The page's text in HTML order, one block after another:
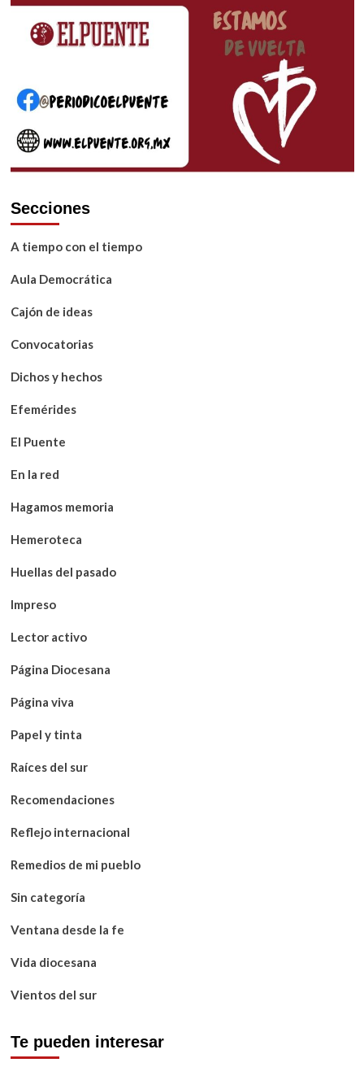
Secciones
A tiempo con el tiempo
Aula Democrática
Cajón de ideas
Convocatorias
Dichos y hechos
Efemérides
El Puente
En la red
Hagamos memoria
Hemeroteca
Huellas del pasado
Impreso
Lector activo
Página Diocesana
Página viva
Papel y tinta
Raíces del sur
Recomendaciones
Reflejo internacional
Remedios de mi pueblo
Sin categoría
Ventana desde la fe
Vida diocesana
Vientos del sur
Te pueden interesar